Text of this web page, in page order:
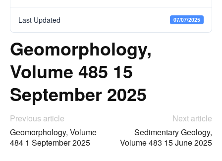
Last Updated 07/07/2025
Geomorphology,
Volume 485 15
September 2025
Previous article
Geomorphology, Volume
484 1 September 2025
Next article
Sedimentary Geology,
Volume 483 15 June 2025